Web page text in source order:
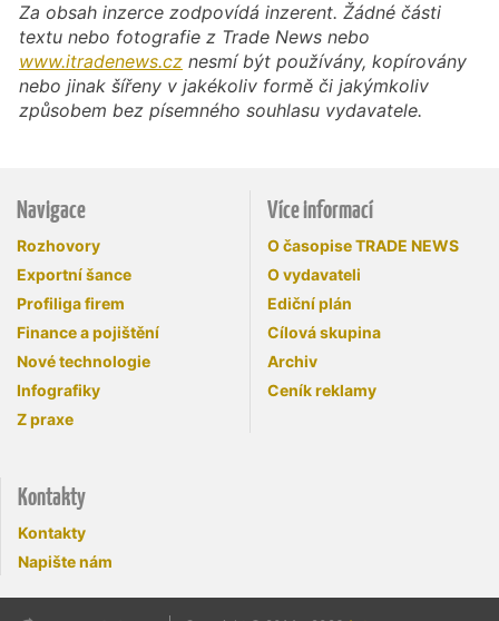
Za obsah inzerce zodpovídá inzerent. Žádné části
textu nebo fotografie z Trade News nebo
www.itradenews.cz nesmí být používány, kopírovány
nebo jinak šířeny v jakékoliv formě či jakýmkoliv
způsobem bez písemného souhlasu vydavatele.
Navigace
Rozhovory
Exportní šance
Profiliga firem
Finance a pojištění
Nové technologie
Infografiky
Z praxe
Více informací
O časopise TRADE NEWS
O vydavateli
Ediční plán
Cílová skupina
Archiv
Ceník reklamy
Kontakty
Kontakty
Napište nám